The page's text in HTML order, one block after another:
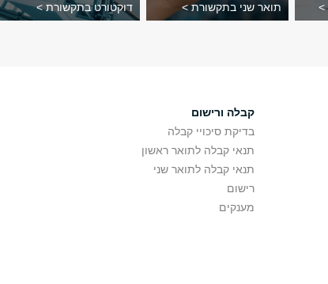
> תואר שני בתקשורת > דוקטורט בתקשורת >
קבלה ורישום
בדיקת סיכויי קבלה
תנאי קבלה לתואר ראשון
תנאי קבלה לתואר שני
רישום
מענקים